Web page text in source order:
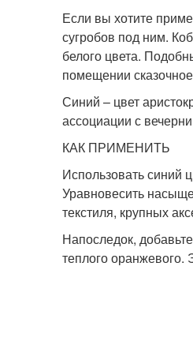
Если вы хотите
сугробов под ним.
белого цвета.
помещении
Синий – цвет
ассоциации с
КАК ПРИМЕНИТЬ
Использовать синий
Уравновесить
текстиля, крупных
Напоследок,
теплого оранжевого.